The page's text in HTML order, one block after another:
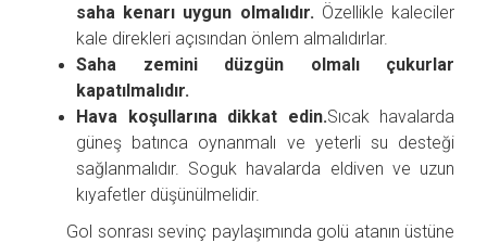
saha kenarı uygun olmalıdır. Özellikle kaleciler
kale direkleri açısından önlem almalıdırlar.
Saha zemini düzgün olmalı çukurlar
kapatılmalıdır.
Hava koşullarına dikkat edin.Sıcak havalarda
güneş batınca oynanmalı ve yeterli su desteği
sağlanmalıdır. Soguk havalarda eldiven ve uzun
kıyafetler düşünülmelidir.
Gol sonrası sevinç paylaşımında golü atanın üstüne